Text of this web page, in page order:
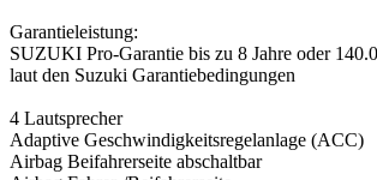
Garantieleistung:
SUZUKI Pro-Garantie bis zu 8 Jahre oder
laut den Suzuki Garantiebedingungen
4 Lautsprecher
Adaptive Geschwindigkeitsregelanlage (ACC)
Airbag Beifahrerseite abschaltbar